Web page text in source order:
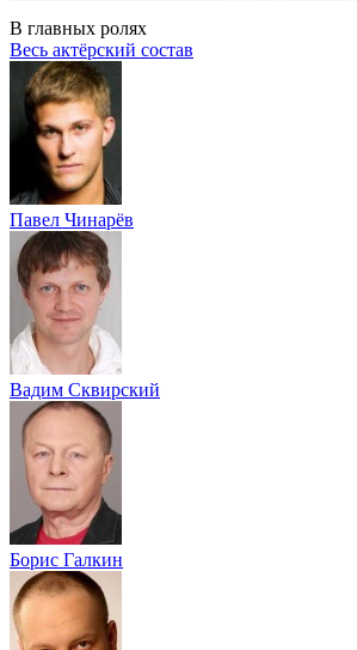
В главных ролях
Весь актёрский состав
Павел Чинарёв
Вадим Сквирский
Борис Галкин